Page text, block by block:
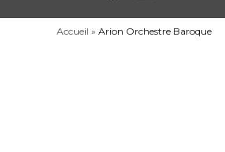
dropdown
menu
Accueil » Arion Orchestre Baroque